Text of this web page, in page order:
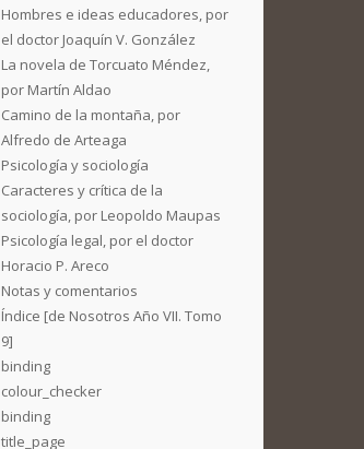
Hombres e ideas educadores, por
el doctor Joaquín V. González
La novela de Torcuato Méndez,
por Martín Aldao
Camino de la montaña, por
Alfredo de Arteaga
Psicología y sociología
Caracteres y crítica de la
sociología, por Leopoldo Maupas
Psicología legal, por el doctor
Horacio P. Areco
Notas y comentarios
Índice [de Nosotros Año VII. Tomo
9]
binding
colour_checker
binding
title_page